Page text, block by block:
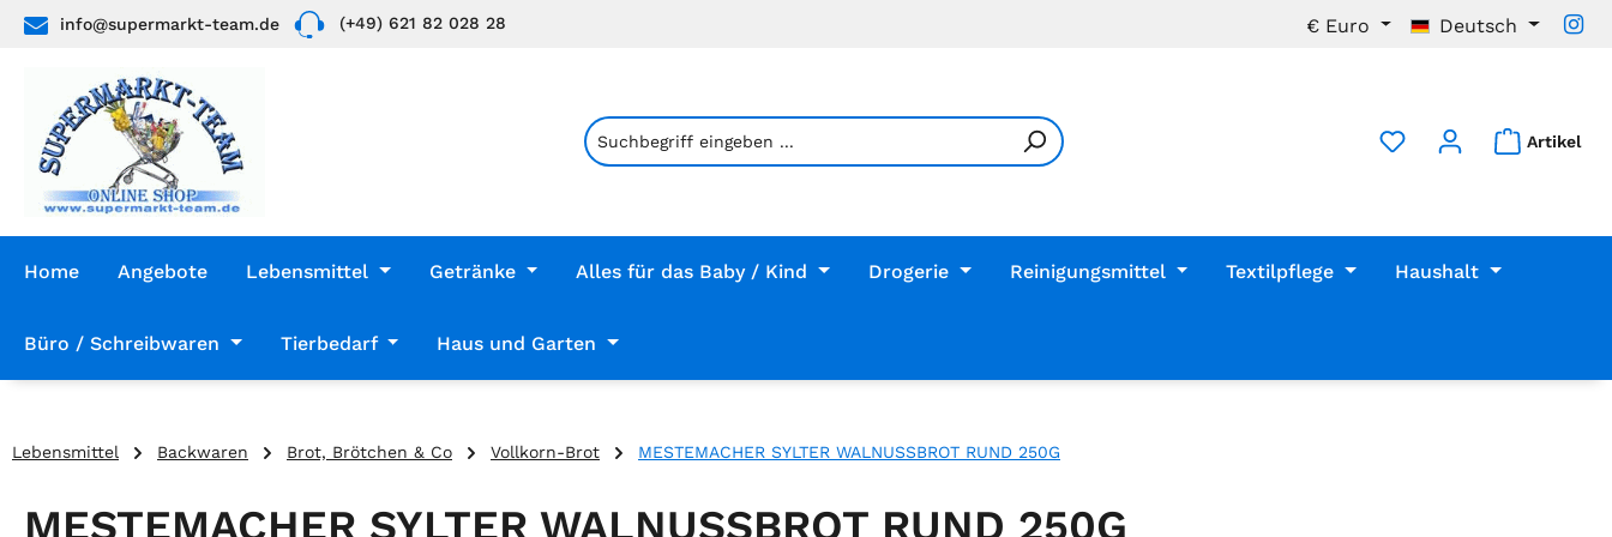
Hauptinhalt springen
Zur Suche springen
Zur Hauptnavigation springen
info@supermarkt-team.de (+49) 621 82 028 28 € Euro Deutsch
Artikel
Home Angebote Lebensmittel Getränke Alles für das Baby / Kind Drogerie Reinigungsmittel Textilpflege Haushalt
Büro / Schreibwaren Tierbedarf Haus und Garten
Lebensmittel Backwaren Brot, Brötchen & Co Vollkorn-Brot MESTEMACHER SYLTER WALNUSSBROT RUND 250G
MESTEMACHER SYLTER WALNUSSBROT RUND 250G